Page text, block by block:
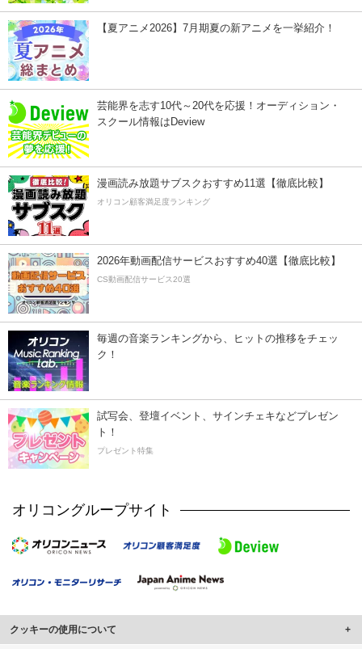
【夏アニメ2026】7月期夏の新アニメを一挙紹介！
芸能界を志す10代～20代を応援！オーディション・
スクール情報はDeview
漫画読み放題サブスクおすすめ11選【徹底比較】
オリコン顧客満足度ランキング
2026年動画配信サービスおすすめ40選【徹底比較】
CS動画配信サービス20選
毎週の音楽ランキングから、ヒットの推移をチェッ
ク！
試写会、登壇イベント、サインチェキなどプレゼン
ト！
プレゼント特集
オリコングループサイト
クッキーの使用について